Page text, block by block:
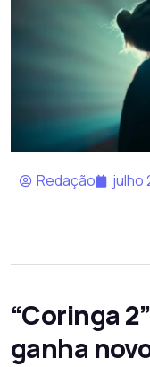
Redação julho
“Coringa
ganha